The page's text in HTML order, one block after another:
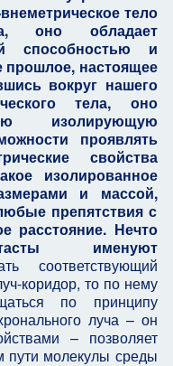
тело
оно обладает
способностью и
прошлое, настоящее
вокруг нашего
тела, оно
изолирующую
проявлять
свойства
изолированное
и массой,
препятствия с
расстояние. Нечто
именуют
соответствующий
коридор, то по нему
по принципу
луча – он
– позволяет
пути молекулы среды